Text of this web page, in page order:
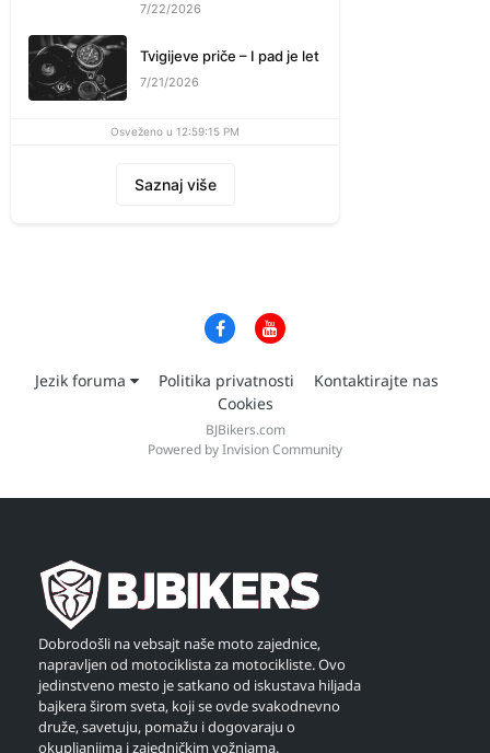
7/22/2026
Tvigijeve priče – I pad je let
7/21/2026
Osveženo u 12:59:15 PM
Saznaj više
Jezik foruma Politika privatnosti
Kontaktirajte nas
Cookies
BJBikers.com
Powered by Invision Community
Dobrodošli na vebsajt naše moto zajednice,
napravljen od motociklista za motocikliste. Ovo
jedinstveno mesto je satkano od iskustava hiljada
bajkera širom sveta, koji se ovde svakodnevno
druže, savetuju, pomažu i dogovaraju o
okupljanjima i zajedničkim vožnjama.